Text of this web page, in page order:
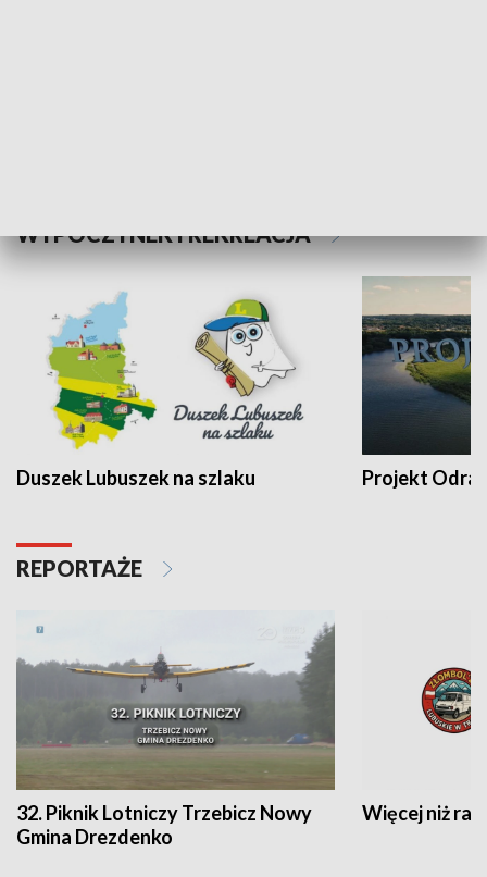
WYPOCZYNEK I REKREACJA
Duszek Lubuszek na szlaku Projekt Odra
REPORTAŻE
32. Piknik Lotniczy Trzebicz Nowy
Gmina Drezdenko
Więcej niż rajd